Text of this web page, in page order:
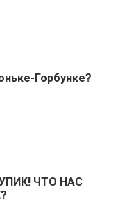
Горбунке?
ЧТО НАС